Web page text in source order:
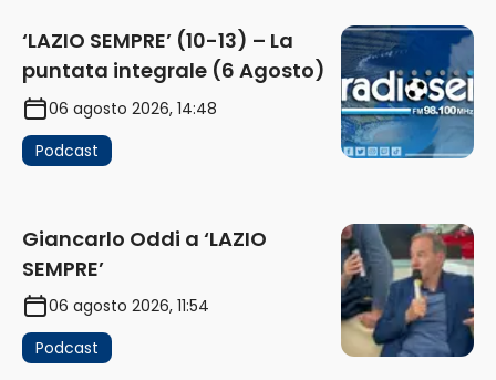
‘LAZIO SEMPRE’ (10-13) – La
puntata integrale (6 Agosto)
06 agosto 2026, 14:48
Podcast
Giancarlo Oddi a ‘LAZIO
SEMPRE’
06 agosto 2026, 11:54
Podcast